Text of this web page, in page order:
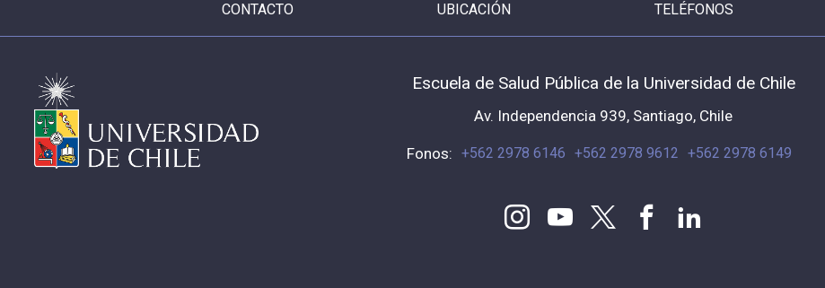
CONTACTO UBICACIÓN TELÉFONOS
Escuela de Salud Pública de la Universidad de Chile
Av. Independencia 939, Santiago, Chile
Fonos: +562 2978 6146 +562 2978 9612 +562 2978 6149